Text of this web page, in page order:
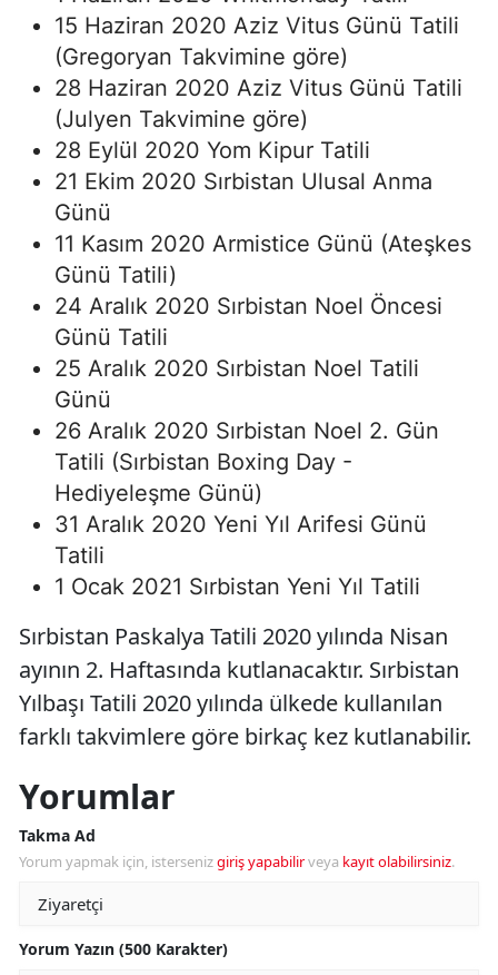
15 Haziran 2020 Aziz Vitus Günü Tatili
(Gregoryan Takvimine göre)
28 Haziran 2020 Aziz Vitus Günü Tatili
(Julyen Takvimine göre)
28 Eylül 2020 Yom Kipur Tatili
21 Ekim 2020 Sırbistan Ulusal Anma
Günü
11 Kasım 2020 Armistice Günü (Ateşkes
Günü Tatili)
24 Aralık 2020 Sırbistan Noel Öncesi
Günü Tatili
25 Aralık 2020 Sırbistan Noel Tatili
Günü
26 Aralık 2020 Sırbistan Noel 2. Gün
Tatili (Sırbistan Boxing Day -
Hediyeleşme Günü)
31 Aralık 2020 Yeni Yıl Arifesi Günü
Tatili
1 Ocak 2021 Sırbistan Yeni Yıl Tatili
Sırbistan Paskalya Tatili 2020 yılında Nisan
ayının 2. Haftasında kutlanacaktır. Sırbistan
Yılbaşı Tatili 2020 yılında ülkede kullanılan
farklı takvimlere göre birkaç kez kutlanabilir.
Yorumlar
Takma Ad
Yorum yapmak için, istersenizgiriş yapabilirveya kayıt olabilirsiniz.
Yorum Yazın (500 Karakter)